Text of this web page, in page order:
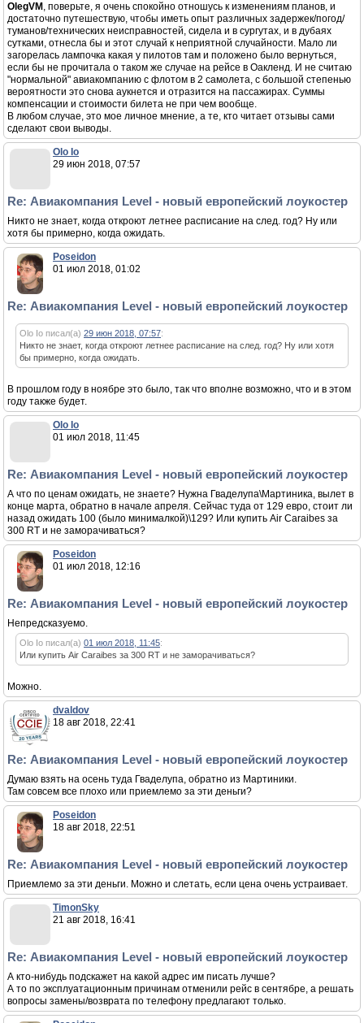
OlegVM , поверьте, я очень спокойно отношусь к изменениям планов, и
достаточно путешествую, чтобы иметь опыт различных задержек/погод/
туманов/технических неисправностей, сидела и в сургутах, и в дубаях
сутками, отнесла бы и этот случай к неприятной случайности. Мало ли
загорелась лампочка какая у пилотов там и положено было вернуться,
если бы не прочитала о таком же случае на рейсе в Оакленд. И не считаю
"нормальной" авиакомпанию с флотом в 2 самолета, с большой степенью
вероятности это снова аукнется и отразится на пассажирах. Суммы
компенсации и стоимости билета не при чем вообще.
В любом случае, это мое личное мнение, а те, кто читает отзывы сами
сделают свои выводы.
Olo Io
29 июн 2018, 07:57
Re: Авиакомпания Level - новый европейский лоукостер
Никто не знает, когда откроют летнее расписание на след. год? Ну или
хотя бы примерно, когда ожидать.
Poseidon
01 июл 2018, 01:02
Re: Авиакомпания Level - новый европейский лоукостер
Olo Io писал(а) 29 июн 2018, 07:57:
Никто не знает, когда откроют летнее расписание на след. год? Ну или хотя
бы примерно, когда ожидать.
В прошлом году в ноябре это было, так что вполне возможно, что и в этом
году также будет.
Olo Io
01 июл 2018, 11:45
Re: Авиакомпания Level - новый европейский лоукостер
А что по ценам ожидать, не знаете? Нужна Гваделупа\Мартиника, вылет в
конце марта, обратно в начале апреля. Сейчас туда от 129 евро, стоит ли
назад ожидать 100 (было минималкой)\129? Или купить Air Caraibes за
300 RT и не заморачиваться?
Poseidon
01 июл 2018, 12:16
Re: Авиакомпания Level - новый европейский лоукостер
Непредсказуемо.
Olo Io писал(а) 01 июл 2018, 11:45:
Или купить Air Caraibes за 300 RT и не заморачиваться?
Можно.
dvaldov
18 авг 2018, 22:41
Re: Авиакомпания Level - новый европейский лоукостер
Думаю взять на осень туда Гваделупа, обратно из Мартиники.
Там совсем все плохо или приемлемо за эти деньги?
Poseidon
18 авг 2018, 22:51
Re: Авиакомпания Level - новый европейский лоукостер
Приемлемо за эти деньги. Можно и слетать, если цена очень устраивает.
TimonSky
21 авг 2018, 16:41
Re: Авиакомпания Level - новый европейский лоукостер
А кто-нибудь подскажет на какой адрес им писать лучше?
А то по эксплуатационным причинам отменили рейс в сентябре, а решать
вопросы замены/возврата по телефону предлагают только.